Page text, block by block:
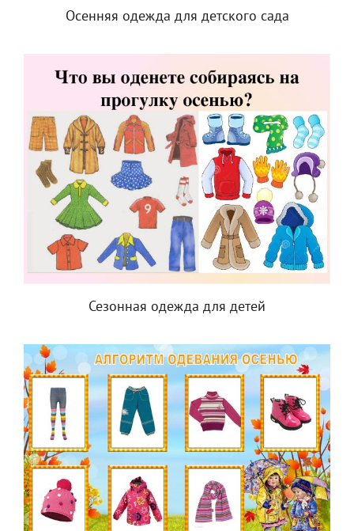
Осенняя одежда для детского сада
Сезонная одежда для детей